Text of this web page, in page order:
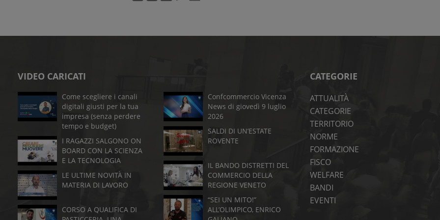
CATEGORIE
ATTUALITÀ
CATEGORIE
TERRITORIO
NORME
FORMAZIONE
FISCO
WELFARE
BANDI
EVENTI
VIDEO CARICATI
Come scegliere i canali
digitali giusti per la tua
impresa (senza perdere
tempo e budget)
I RAGAZZI SALGONO ON
BOARD CON LA SCIENZA
E LA TECNOLOGIA
LE ULTIME NOVITÀ IN
MATERIA DI LAVORO
CORSO A QUALIFICA DI
Confcommercio Vicenza
News di giovedì 9 luglio
2026
SALDI DI UN’ESTATE
ROVENTE
IL BANDO DISTRETTI DEL
COMMERCIO DELLA
REGIONE VENETO
“SEI UN MITO!”
ALL’OLIMPICO, ENRICO